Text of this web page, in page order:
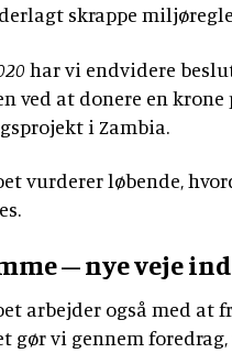
skrappe
har vi endvidere
ved at donere en
i Zambia.
vurderer løbende,
–nye veje
arbejder også med
gør vi gennem